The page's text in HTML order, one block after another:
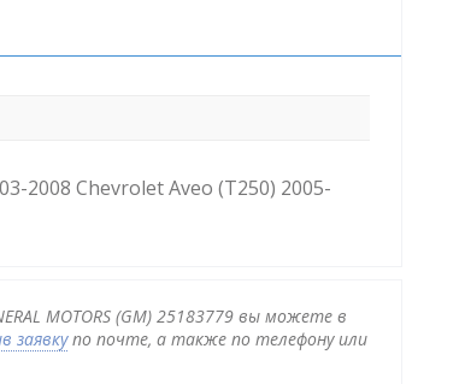
2008 Chevrolet Aveo (T250) 2005-
MOTORS (GM) 25183779 вы можете в
заявкупо почте, а также по телефону или